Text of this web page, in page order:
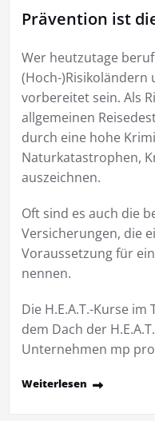
Prävention ist
Wer heutzutage
(Hoch-)Risikoländern
vorbereitet sein. Als
allgemeinen
durch eine hohe
Naturkatastrophen,
auszeichnen.
Oft sind es auch die
Versicherungen, die
Voraussetzung für
nennen.
Die H.E.A.T.-Kurse
dem Dach der
Unternehmen mp
Weiterlesen